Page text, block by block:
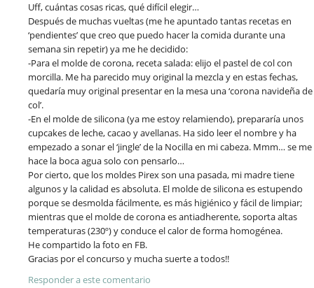
Uff, cuántas cosas ricas, qué difícil elegir…
Después de muchas vueltas (me he apuntado tantas recetas en
‘pendientes’ que creo que puedo hacer la comida durante una
semana sin repetir) ya me he decidido:
-Para el molde de corona, receta salada: elijo el pastel de col con
morcilla. Me ha parecido muy original la mezcla y en estas fechas,
quedaría muy original presentar en la mesa una ‘corona navideña de
col’.
-En el molde de silicona (ya me estoy relamiendo), prepararía unos
cupcakes de leche, cacao y avellanas. Ha sido leer el nombre y ha
empezado a sonar el ‘jingle’ de la Nocilla en mi cabeza. Mmm… se me
hace la boca agua solo con pensarlo…
Por cierto, que los moldes Pirex son una pasada, mi madre tiene
algunos y la calidad es absoluta. El molde de silicona es estupendo
porque se desmolda fácilmente, es más higiénico y fácil de limpiar;
mientras que el molde de corona es antiadherente, soporta altas
temperaturas (230º) y conduce el calor de forma homogénea.
He compartido la foto en FB.
Gracias por el concurso y mucha suerte a todos!!
Responder a este comentario